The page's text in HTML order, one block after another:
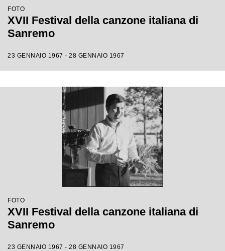
FOTO
XVII Festival della canzone italiana di
Sanremo
23 GENNAIO 1967 - 28 GENNAIO 1967
FOTO
XVII Festival della canzone italiana di
Sanremo
23 GENNAIO 1967 - 28 GENNAIO 1967